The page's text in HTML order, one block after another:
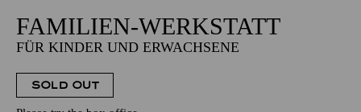
FAMILIEN-WERKSTATT
FÜR KINDER UND ERWACHSENE
SOLD OUT